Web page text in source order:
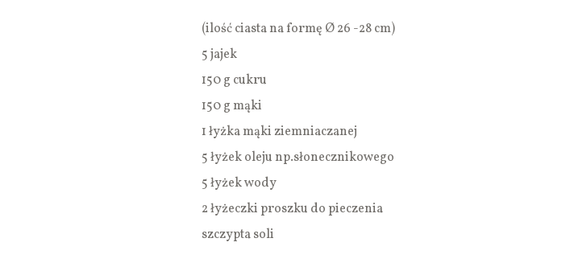
(ilość ciasta na formę Ø 26 -28 cm)
5 jajek
150 g cukru
150 g mąki
1 łyżka mąki ziemniaczanej
5 łyżek oleju np.słonecznikowego
5 łyżek wody
2 łyżeczki proszku do pieczenia
szczypta soli